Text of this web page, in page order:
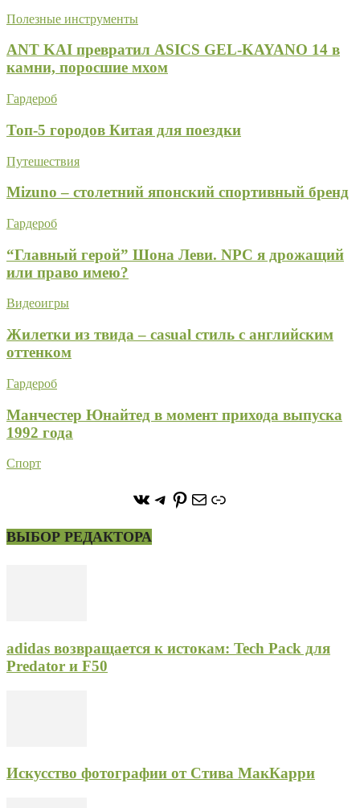
Полезные инструменты
ANT KAI превратил ASICS GEL-KAYANO 14 в
камни, поросшие мхом
Гардероб
Топ-5 городов Китая для поездки
Путешествия
Mizuno – столетний японский спортивный бренд
Гардероб
“Главный герой” Шона Леви. NPC я дрожащий
или право имею?
Видеоигры
Жилетки из твида – casual стиль с английским
оттенком
Гардероб
Манчестер Юнайтед в момент прихода выпуска
1992 года
Спорт
https://vk.com/
https://t.me/stoneforest
https://
ПочтаСсылка
ВЫБОР РЕДАКТОРА
adidas возвращается к истокам: Tech Pack для
Predator и F50
Искусство фотографии от Стива МакКарри